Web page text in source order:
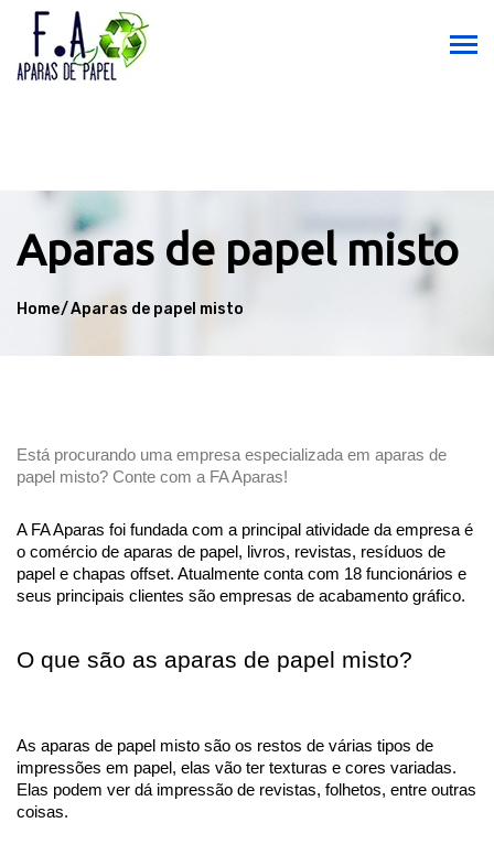
Aparas de papel misto
Home Aparas de papel misto
Está procurando uma empresa especializada em aparas de
papel misto? Conte com a FA Aparas!
A FA Aparas foi fundada com a principal atividade da empresa é
o comércio de aparas de papel, livros, revistas, resíduos de
papel e chapas offset. Atualmente conta com 18 funcionários e
seus principais clientes são empresas de acabamento gráfico.
O que são as aparas de papel misto?
As aparas de papel misto são os restos de várias tipos de
impressões em papel, elas vão ter texturas e cores variadas.
Elas podem ver dá impressão de revistas, folhetos, entre outras
coisas.